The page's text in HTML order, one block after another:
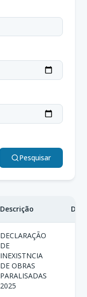
Pesquisar
Descrição
DECLARAÇÃO
DE
INEXISTNCIA
DE OBRAS
PARALISADAS
2025